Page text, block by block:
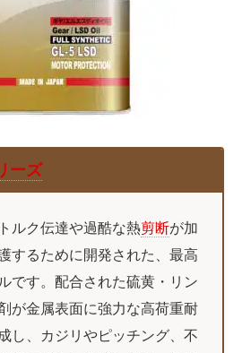
ーズ
ルク伝達や過酷な熱剪断が加
するために開発された、最高
です。配合された硫黄・リン
が金属表面に強力な高荷重耐
し、カジリやピッチング、不